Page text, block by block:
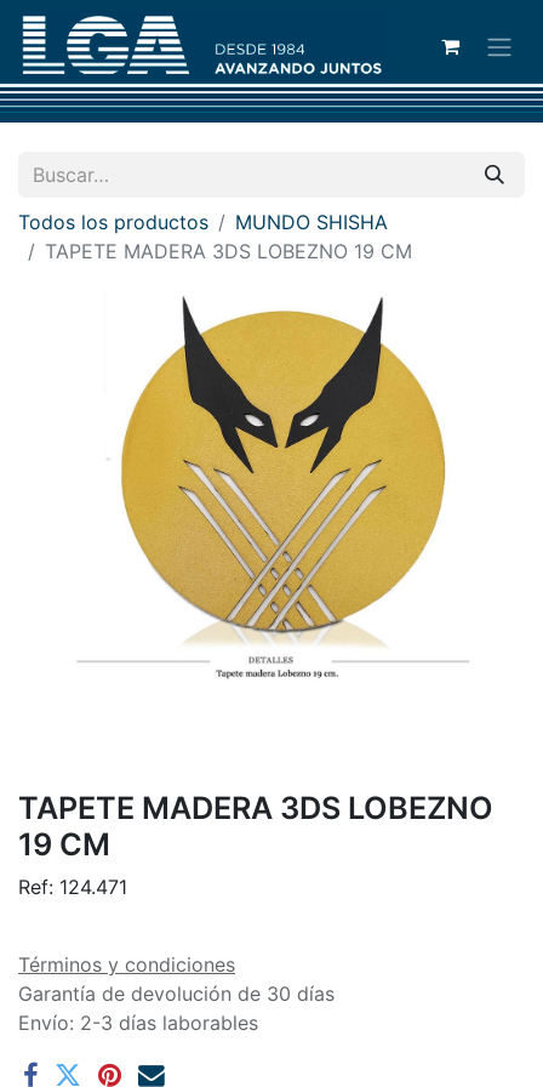
Todos los productos
MUNDO SHISHA
TAPETE MADERA 3DS LOBEZNO 19 CM
TAPETE MADERA 3DS LOBEZNO
19 CM
Ref: 124.471
Términos y condiciones
Garantía de devolución de 30 días
Envío: 2-3 días laborables